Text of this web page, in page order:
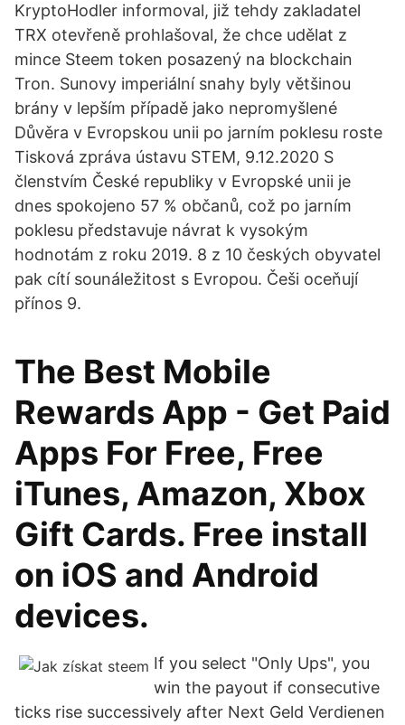
KryptoHodler informoval, již tehdy zakladatel
TRX otevřeně prohlašoval, že chce udělat z
mince Steem token posazený na blockchain
Tron. Sunovy imperiální snahy byly většinou
brány v lepším případě jako nepromyšlené
Důvěra v Evropskou unii po jarním poklesu roste
Tisková zpráva ústavu STEM, 9.12.2020 S
členstvím České republiky v Evropské unii je
dnes spokojeno 57 % občanů, což po jarním
poklesu představuje návrat k vysokým
hodnotám z roku 2019. 8 z 10 českých obyvatel
pak cítí sounáležitost s Evropou. Češi oceňují
přínos 9.
The Best Mobile
Rewards App - Get Paid
Apps For Free, Free
iTunes, Amazon, Xbox
Gift Cards. Free install
on iOS and Android
devices.
If you select "Only Ups", you
win the payout if consecutive
ticks rise successively after Next Geld Verdienen